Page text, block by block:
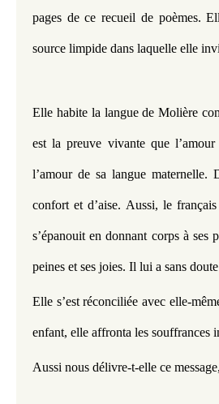
pages de ce recueil de poèmes.
source limpide dans laquelle elle
Elle habite la langue de Molière
est la preuve vivante que
l’amour de sa langue maternelle.
confort et d’aise. Aussi, le
s’épanouit en donnant corps à ses
peines et ses joies. Il lui a sans
Elle s’est réconciliée avec elle-
enfant, elle affronta les souffrances
Aussi nous délivre-t-elle ce